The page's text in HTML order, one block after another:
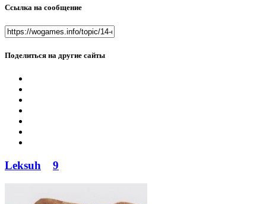
Ссылка на сообщение
Поделиться на другие сайты
Leksuh 9